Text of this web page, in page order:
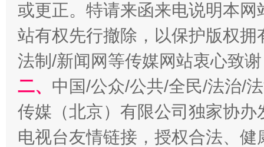
“刷贴”乱象丛生
生
或更正。特请来函来电说明本
站有权先行撤除，以保护版权
法制/新闻网等传媒网站衷心致
二、 中国/公众/公共/全民/法治/
传媒（北京）有限公司独家协
电视台友情链接，授权合法、